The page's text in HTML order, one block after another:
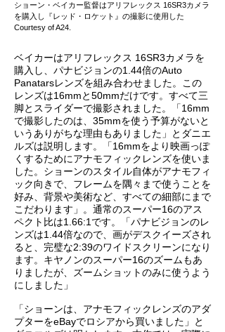
ショーン・ベイカー監督はアリフレックス 16SR3カメラ
を購入し『レッド・ロケット』の撮影に使用した
Courtesy of A24.
ベイカーはアリフレックス 16SR3カメラを
購入し、パナビジョンの1.44倍のAuto
Panatarsレンズを組み合わせました。この
レンズは16mmと50mmだけです。すべて三
脚とスライダーで撮影されました。「16mm
で撮影したのは、35mmを使う予算がないと
いうありがちな理由もありました」とダニエ
ルズは説明します。「16mmをより映画っぽ
くするためにアナモフィックレンズを使いま
した。ショーンのスタイル自体がアナモフィ
ック向きで、フレームを隅々まで使うことを
好み、背景や美術など、すべての細部にまで
こだわります」。通常のスーパー16のアス
ペクト比は1.66:1です。「パナビジョンのレ
ンズは1.44倍なので、画がデスクイーズされ
ると、完璧な2:39のワイドスクリーンになり
ます。キヤノンのスーパー16のズームもあ
りましたが、ズームショットのみに使うよう
にしました」
「ショーンは、アナモフィックレンズのアダ
プターをeBayでロシアから買いました」と